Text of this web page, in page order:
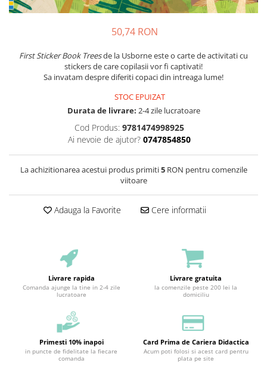
50,74 RON
First Sticker Book Treesde la Usborne este o carte de activitati cu
stickers de care copilasii vor fi captivati!
Sa invatam despre diferiti copaci din intreaga lume!
STOC EPUIZAT
Durata de livrare: 2-4 zile lucratoare
Cod Produs: 9781474998925
Ai nevoie de ajutor? 0747854850
La achizitionarea acestui produs primiti5RON pentru comenzile
viitoare
Adauga la Favorite Cere informatii
Livrare rapida
Comanda ajunge la tine in 2-4 zile
lucratoare
Livrare gratuita
la comenzile peste 200 lei la
domiciliu
Primesti 10% inapoi
in puncte de fidelitate la fiecare
comanda
Card Prima de Cariera Didactica
Acum poti folosi si acest card pentru
plata pe site